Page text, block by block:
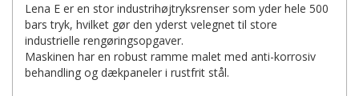
Lena E er en stor industrihøjtryksrenser som yder hele 500
bars tryk, hvilket gør den yderst velegnet til store
industrielle rengøringsopgaver.
Maskinen har en robust ramme malet med anti-korrosiv
behandling og dækpaneler i rustfrit stål.